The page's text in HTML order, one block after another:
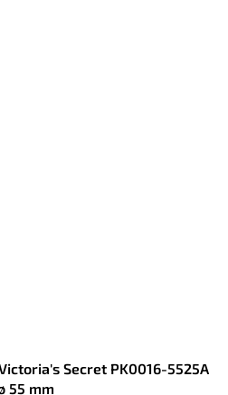
Secret PK0016-5525A
55 mm